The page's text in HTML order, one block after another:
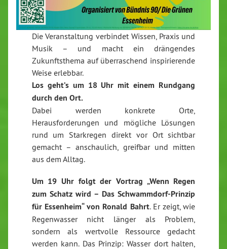
Die Veranstaltung verbindet Wissen, Praxis und
Musik – und macht ein drängendes
Zukunftsthema auf überraschend inspirierende
Weise erlebbar.
Los geht’s um 18 Uhr mit einem Rundgang
durch den Ort.
Dabei werden konkrete Orte,
Herausforderungen und mögliche Lösungen
rund um Starkregen direkt vor Ort sichtbar
gemacht – anschaulich, greifbar und mitten
aus dem Alltag.
Um 19 Uhr folgt der Vortrag „Wenn Regen
zum Schatz wird – Das Schwammdorf-Prinzip
für Essenheim“ von Ronald Bahrt. Er zeigt, wie
Regenwasser nicht länger als Problem,
sondern als wertvolle Ressource gedacht
werden kann. Das Prinzip: Wasser dort halten,